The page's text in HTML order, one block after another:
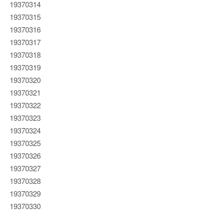
19370314
19370315
19370316
19370317
19370318
19370319
19370320
19370321
19370322
19370323
19370324
19370325
19370326
19370327
19370328
19370329
19370330